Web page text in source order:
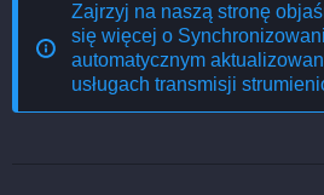
Zajrzyj na naszą stronę
się więcej o
automatycznym
usługach transmisji